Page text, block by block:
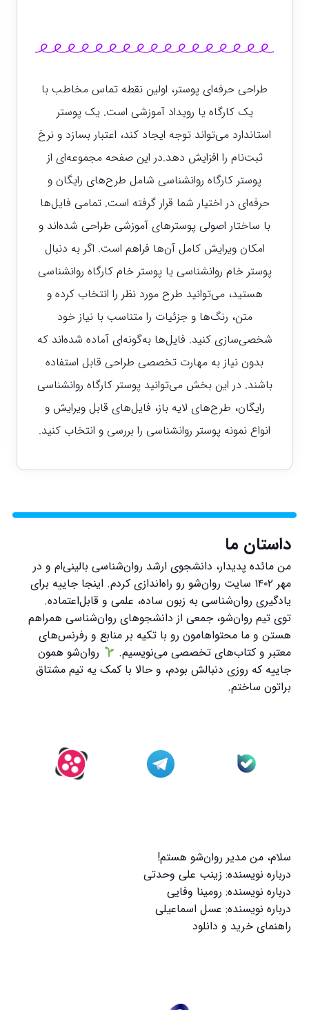
طراحی حرفه‌ای پوستر، اولین نقطه تماس مخاطب با
یک کارگاه یا رویداد آموزشی است. یک پوستر
استاندارد می‌تواند توجه ایجاد کند، اعتبار بسازد و نرخ
ثبت‌نام را افزایش دهد.در این صفحه مجموعه‌ای از
پوستر کارگاه روانشناسی شامل طرح‌های رایگان و
حرفه‌ای در اختیار شما قرار گرفته است. تمامی فایل‌ها
با ساختار اصولی پوسترهای آموزشی طراحی شده‌اند و
امکان ویرایش کامل آن‌ها فراهم است. اگر به دنبال
پوستر خام روانشناسی یا پوستر خام کارگاه روانشناسی
هستید، می‌توانید طرح مورد نظر را انتخاب کرده و
متن، رنگ‌ها و جزئیات را متناسب با نیاز خود
شخصی‌سازی کنید. فایل‌ها به‌گونه‌ای آماده شده‌اند که
بدون نیاز به مهارت تخصصی طراحی قابل استفاده
باشند. در این بخش می‌توانید پوستر کارگاه روانشناسی
رایگان، طرح‌های لایه باز، فایل‌های قابل ویرایش و
انواع نمونه پوستر روانشناسی را بررسی و انتخاب کنید.
داستان ما
من مائده پدیدار، دانشجوی ارشد روان‌شناسی بالینی‌ام و در
مهر ۱۴۰۲ سایت روان‌شو رو راه‌اندازی کردم. اینجا جاییه برای
یادگیری روان‌شناسی به زبون ساده، علمی و قابل‌اعتماده.
توی تیم روان‌شو، جمعی از دانشجوهای روان‌شناسی همراهم
هستن و ما محتواهامون رو با تکیه بر منابع و رفرنس‌های
معتبر و کتاب‌های تخصصی می‌نویسیم.
روان‌شو همون
جاییه که روزی دنبالش بودم، و حالا با کمک یه تیم مشتاق
براتون ساختم.
سلام، من مدیر روان‌شو هستم!
درباره نویسنده: زینب علی وحدتی
درباره نویسنده: رومینا وفایی
درباره نویسنده: عسل اسماعیلی
راهنمای خرید و دانلود